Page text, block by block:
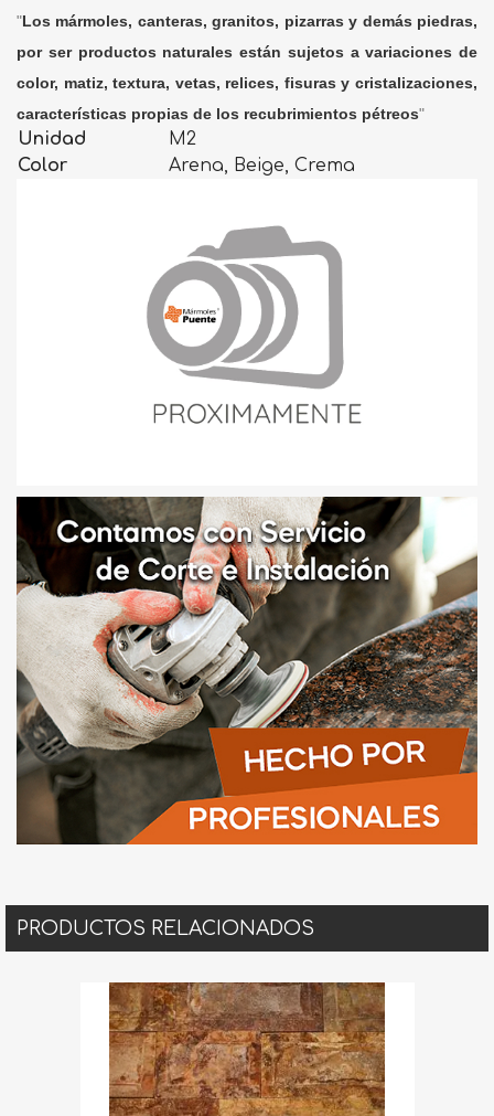
"Los mármoles, canteras, granitos, pizarras y demás piedras,
por ser productos naturales están sujetos a variaciones de
color, matiz, textura, vetas, relices, fisuras y cristalizaciones,
características propias de los recubrimientos pétreos"
Unidad
M2
Color
Arena, Beige, Crema
PRODUCTOS RELACIONADOS